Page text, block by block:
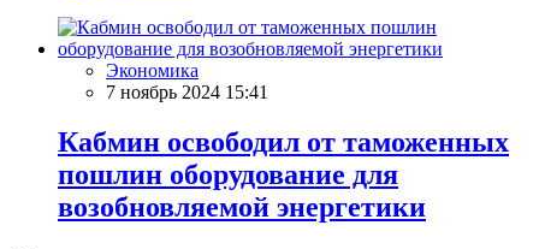
Экономика
7 ноябрь 2024 15:41
Кабмин освободил от таможенных
пошлин оборудование для
возобновляемой энергетики